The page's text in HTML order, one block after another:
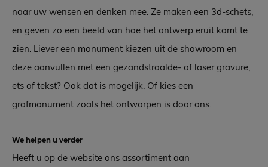
naar uw wensen en denken mee. Ze maken een 3d-schets,
en geven zo een beeld van hoe het ontwerp eruit komt te
zien. Liever een monument kiezen uit de showroom en
deze aanvullen met een gezandstraalde- of laser gravure,
ets of tekst? Ook dat is mogelijk. Of kies een
grafmonument zoals het ontworpen is door ons.
We helpen u verder
Heeft u op de website ons assortiment aan